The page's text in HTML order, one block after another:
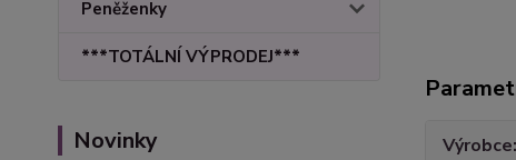
Peněženky
***TOTÁLNÍ VÝPRODEJ***
Novinky Výrobce